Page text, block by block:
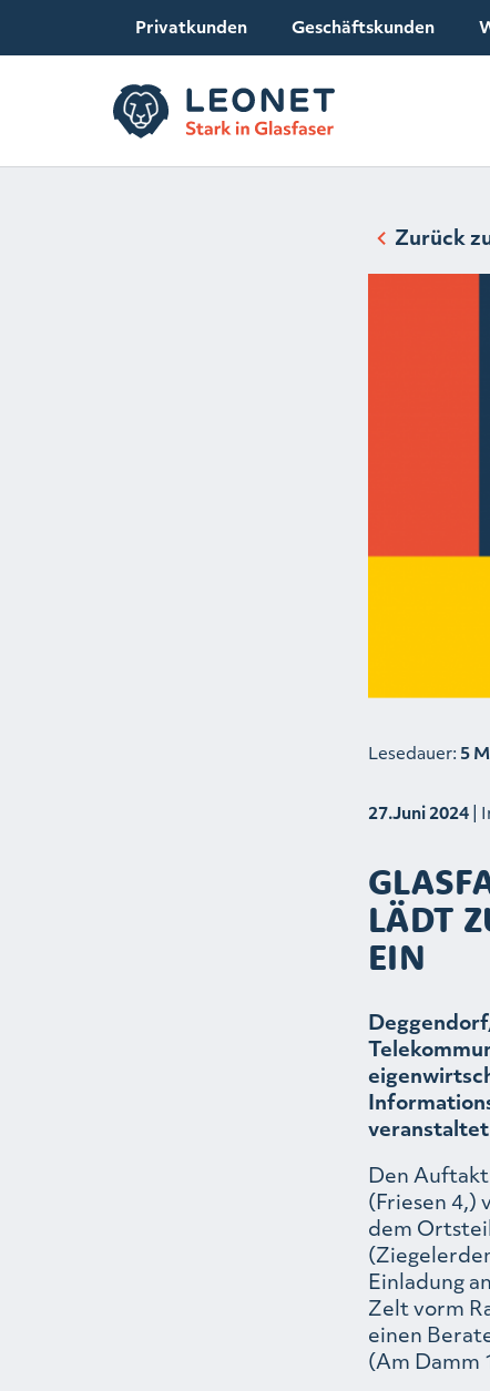
Privatkunden Geschäftskunden
Zurück
Lesedauer: 5
27.Juni 2024|
LÄDT
EIN
veranstaltet
Den
(Friesen 4,)
dem
Einladung
Zelt vorm
einen
(Am Damm